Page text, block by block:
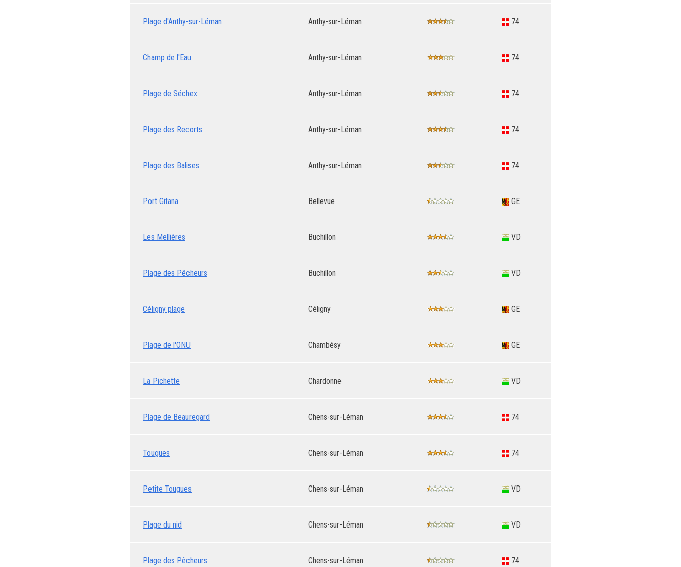
Plage d'Anthy-sur-Léman Anthy-sur-Léman 74
Champ de l'Eau Anthy-sur-Léman 74
Plage de Séchex Anthy-sur-Léman 74
Plage des Recorts Anthy-sur-Léman 74
Plage des Balises Anthy-sur-Léman 74
Port Gitana Bellevue GE
Les Mellières Buchillon VD
Plage des Pêcheurs Buchillon VD
Céligny plage Céligny GE
Plage de l'ONU Chambésy GE
La Pichette Chardonne VD
Plage de Beauregard Chens-sur-Léman 74
Tougues Chens-sur-Léman 74
Petite Tougues Chens-sur-Léman VD
Plage du nid Chens-sur-Léman VD
Plage des Pêcheurs Chens-sur-Léman 74